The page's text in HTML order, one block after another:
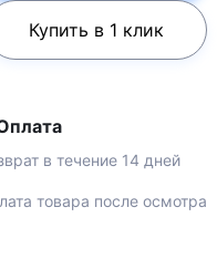
Купить в 1 клик
в течение 14 дней
товара после осмотра